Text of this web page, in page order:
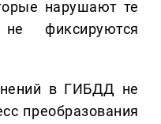
нарушают те
фиксируются
в ГИБДД не
преобразования